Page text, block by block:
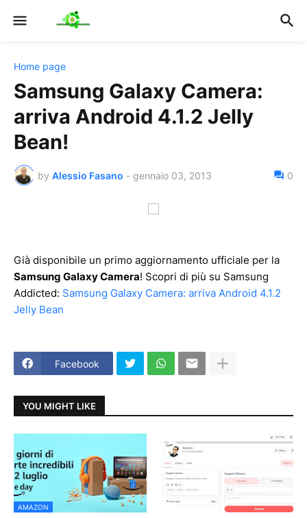
Home page
Samsung Galaxy Camera:
arriva Android 4.1.2 Jelly
Bean!
by Alessio Fasano - gennaio 03, 2013 0
Già disponibile un primo aggiornamento ufficiale per la
Samsung Galaxy Camera! Scopri di più su Samsung
Addicted: Samsung Galaxy Camera: arriva Android 4.1.2
Jelly Bean
Facebook
YOU MIGHT LIKE
AMAZON